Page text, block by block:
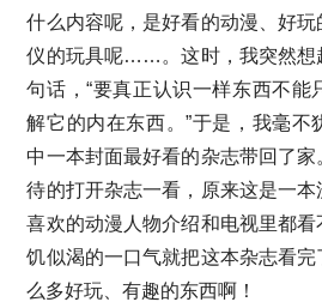
什么内容呢，是好看的动漫、好
仪的玩具呢……。这时，我突然想
句话，“要真正认识一样东西不能
解它的内在东西。”于是，我毫不
中一本封面最好看的杂志带回了
待的打开杂志一看，原来这是一
喜欢的动漫人物介绍和电视里都
饥似渴的一口气就把这本杂志看
么多好玩、有趣的东西啊！